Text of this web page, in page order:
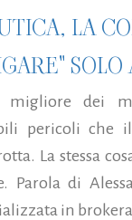
LA
migliore dei
pericoli che
La stessa
Parola di
in